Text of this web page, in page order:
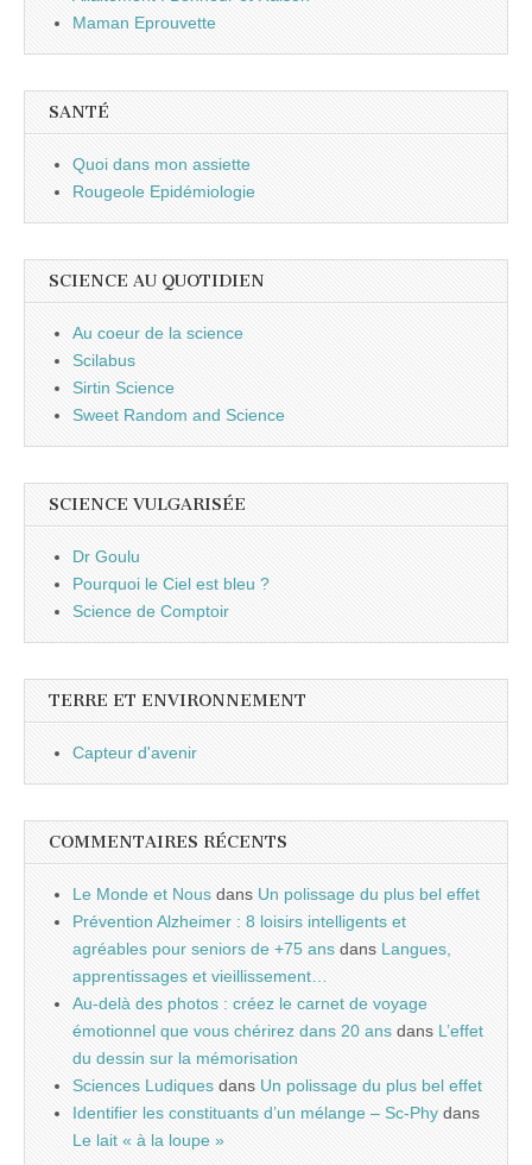
Maman Eprouvette
SANTÉ
Quoi dans mon assiette
Rougeole Epidémiologie
SCIENCE AU QUOTIDIEN
Au coeur de la science
Scilabus
Sirtin Science
Sweet Random and Science
SCIENCE VULGARISÉE
Dr Goulu
Pourquoi le Ciel est bleu ?
Science de Comptoir
TERRE ET ENVIRONNEMENT
Capteur d'avenir
COMMENTAIRES RÉCENTS
Le Monde et Nous dans Un polissage du plus bel effet
Prévention Alzheimer : 8 loisirs intelligents et
agréables pour seniors de +75 ans dans Langues,
apprentissages et vieillissement…
Au-delà des photos : créez le carnet de voyage
émotionnel que vous chérirez dans 20 ans dans L’effet
du dessin sur la mémorisation
Sciences Ludiques dans Un polissage du plus bel effet
Identifier les constituants d’un mélange – Sc-Phy dans
Le lait « à la loupe »